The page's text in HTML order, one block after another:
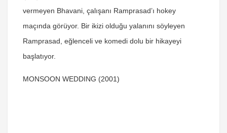
vermeyen Bhavani, çalışanı Ramprasad’ı hokey
maçında görüyor. Bir ikizi olduğu yalanını söyleyen
Ramprasad, eğlenceli ve komedi dolu bir hikayeyi
başlatıyor.
MONSOON WEDDING (2001)